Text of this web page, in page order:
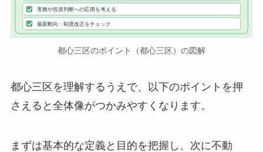
実務や投資判断への応用を考える
最新動向・制度改正をチェック
都心三区のポイント（都心三区）の図解
都心三区を理解するうえで、以下のポイントを押
さえると全体像がつかみやすくなります。
まずは基本的な定義と目的を把握し、次に不動